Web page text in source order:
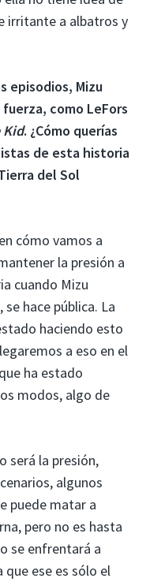
irritante a albatros y
episodios, Mizu
como LeFors
Kid. ¿Cómo querías
de esta historia
del Sol
cómo vamos a
la presión a
cuando Mizu
hace pública. La
haciendo esto
a eso en el
ha estado
modos, algo de
será la presión,
algunos
puede matar a
pero no es hasta
se enfrentará a
que ese es sólo el